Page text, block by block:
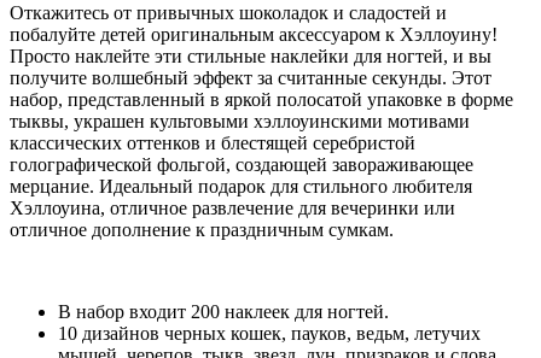
Откажитесь от привычных шоколадок и сладостей и
побалуйте детей оригинальным аксессуаром к Хэллоуину!
Просто наклейте эти стильные наклейки для ногтей, и вы
получите волшебный эффект за считанные секунды. Этот
набор, представленный в яркой полосатой упаковке в форме
тыквы, украшен культовыми хэллоуинскими мотивами
классических оттенков и блестящей серебристой
голографической фольгой, создающей завораживающее
мерцание. Идеальный подарок для стильного любителя
Хэллоуина, отличное развлечение для вечеринки или
отличное дополнение к праздничным сумкам.
В набор входит 200 наклеек для ногтей.
10 дизайнов черных кошек, пауков, ведьм, летучих